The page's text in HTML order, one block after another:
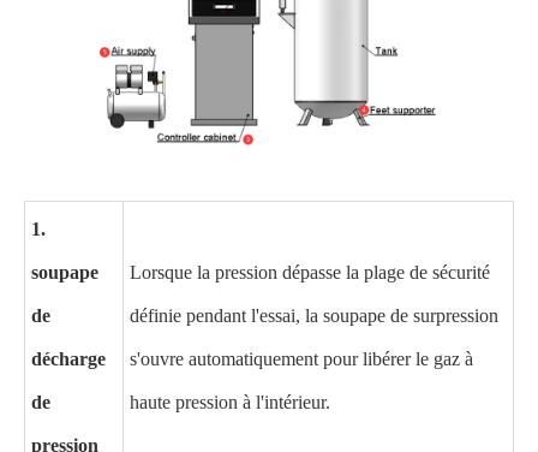
1.
soupape
de
décharge
de
pression
Lorsque la pression dépasse la plage de sécurité
définie pendant l'essai, la soupape de surpression
s'ouvre automatiquement pour libérer le gaz à
haute pression à l'intérieur.